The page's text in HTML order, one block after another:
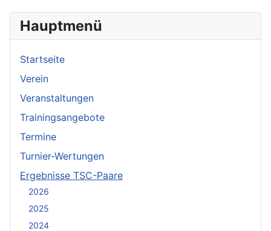
Hauptmenü
Startseite
Verein
Veranstaltungen
Trainingsangebote
Termine
Turnier-Wertungen
Ergebnisse TSC-Paare
2026
2025
2024